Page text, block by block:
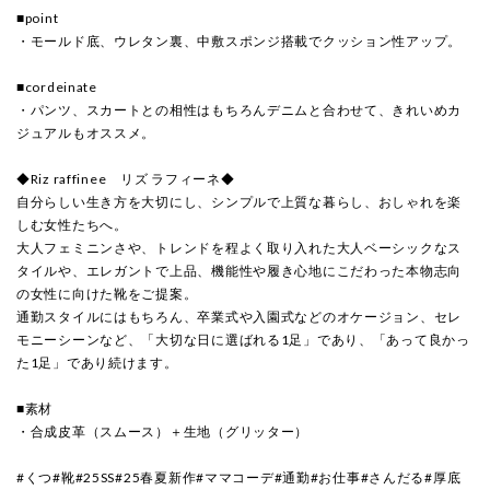
■point
・モールド底、ウレタン裏、中敷スポンジ搭載でクッション性アップ。
■cordeinate
・パンツ、スカートとの相性はもちろんデニムと合わせて、きれいめカ
ジュアルもオススメ。
◆Riz raffinee リズ ラフィーネ◆
自分らしい生き方を大切にし、シンプルで上質な暮らし、おしゃれを楽
しむ女性たちへ。
大人フェミニンさや、トレンドを程よく取り入れた大人ベーシックなス
タイルや、エレガントで上品、機能性や履き心地にこだわった本物志向
の女性に向けた靴をご提案。
通勤スタイルにはもちろん、卒業式や入園式などのオケージョン、セレ
モニーシーンなど、「大切な日に選ばれる1足」であり、「あって良かっ
た1足」であり続けます。
■素材
・合成皮革（スムース）＋生地（グリッター）
#くつ#靴#25SS#25春夏新作#ママコーデ#通勤#お仕事#さんだる#厚底